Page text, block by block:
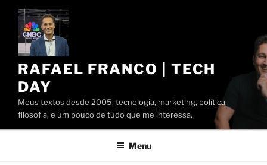
Pular
conteúdo
RAFAEL FRANCO | TECH
DAY
Meus textos desde 2005, tecnologia, marketing, política,
filosofia, e um pouco de tudo que me interessa.
Menu